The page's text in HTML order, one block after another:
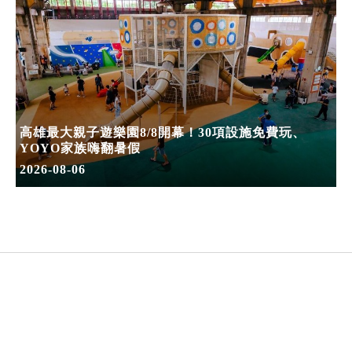
高雄最大親子遊樂園8/8開幕！30項設施免費玩、
YOYO家族嗨翻暑假
2026-08-06